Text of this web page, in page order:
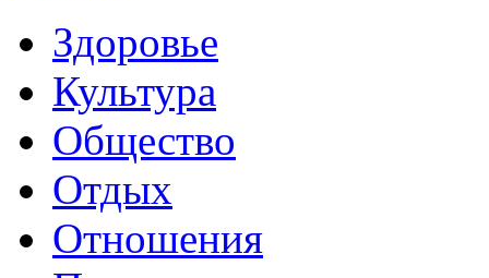
Здоровье
Культура
Общество
Отдых
Отношения